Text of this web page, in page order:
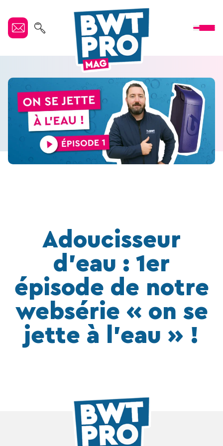
Adoucisseur
d’eau : 1er
épisode de notre
websérie « on se
jette à l’eau » !